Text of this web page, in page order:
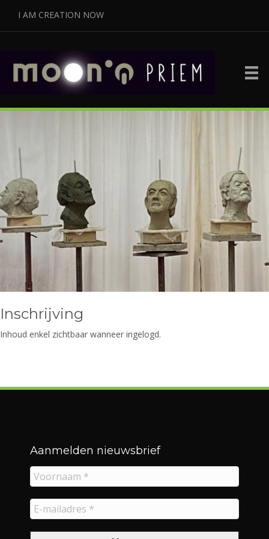
I AM CREATION NOW
Inschrijving
Inhoud enkel zichtbaar wanneer ingelogd.
Aanmelden nieuwsbrief